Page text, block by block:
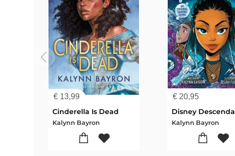
€ 13,99
Cinderella Is Dead
Kalynn Bayron
€ 20,95
Kalynn Bayron